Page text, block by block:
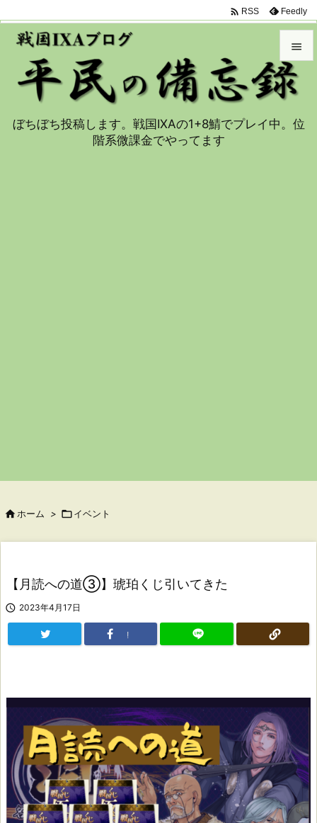


メニュ
サイド
 RSS Feedly
ぼちぼち投稿します。戦国IXAの1+8鯖でプレイ中。位
階系微課金でやってます
 ホーム > イベント
【月読への道③】琥珀くじ引いてきた
 2023年4月17日
!